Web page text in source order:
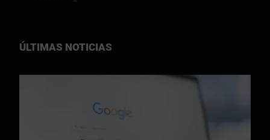
ÚLTIMAS NOTICIAS